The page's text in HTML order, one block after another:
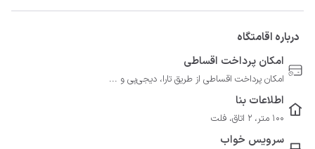
درباره اقامتگاه
امکان پرداخت اقساطی
امکان پرداخت اقساطی از طریق تارا، دیجی‌پی و ...
اطلاعات بنا
100 متر، 2 اتاق، فلت
سرویس خواب